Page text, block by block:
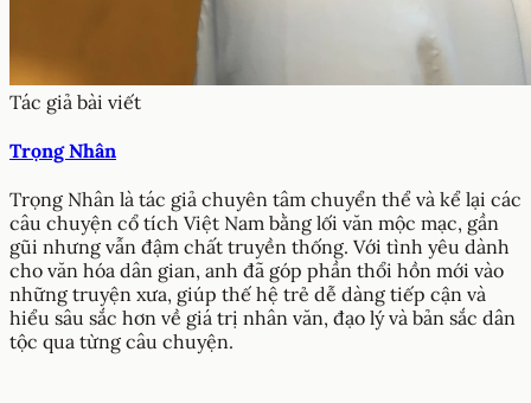
Tác giả bài viết
Trọng Nhân
Trọng Nhân là tác giả chuyên tâm chuyển thể và kể lại các
câu chuyện cổ tích Việt Nam bằng lối văn mộc mạc, gần
gũi nhưng vẫn đậm chất truyền thống. Với tình yêu dành
cho văn hóa dân gian, anh đã góp phần thổi hồn mới vào
những truyện xưa, giúp thế hệ trẻ dễ dàng tiếp cận và
hiểu sâu sắc hơn về giá trị nhân văn, đạo lý và bản sắc dân
tộc qua từng câu chuyện.